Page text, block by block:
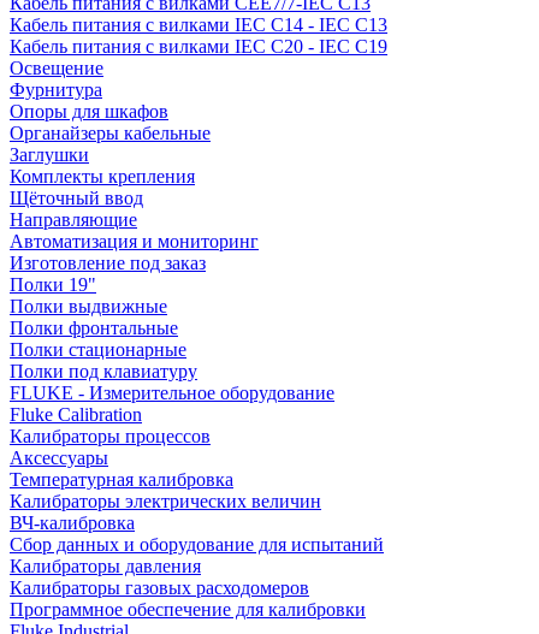
Кабель питания с вилками IEC C14 - IEC C13
Кабель питания с вилками IEC C20 - IEC C19
Освещение
Фурнитура
Опоры для шкафов
Органайзеры кабельные
Заглушки
Комплекты крепления
Щёточный ввод
Направляющие
Автоматизация и мониторинг
Изготовление под заказ
Полки 19"
Полки выдвижные
Полки фронтальные
Полки стационарные
Полки под клавиатуру
FLUKE - Измерительное оборудование
Fluke Calibration
Калибраторы процессов
Аксессуары
Температурная калибровка
Калибраторы электрических величин
ВЧ-калибровка
Сбор данных и оборудование для испытаний
Калибраторы давления
Калибраторы газовых расходомеров
Программное обеспечение для калибровки